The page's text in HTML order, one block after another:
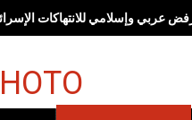
عربي وإسلامي للانتهاكات